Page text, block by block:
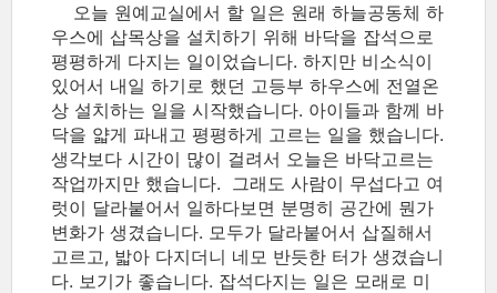
오늘 원예교실에서 할 일은 원래 하늘공동체 하
우스에 삽목상을 설치하기 위해 바닥을 잡석으로
평평하게 다지는 일이었습니다. 하지만 비소식이
있어서 내일 하기로 했던 고등부 하우스에 전열온
상 설치하는 일을 시작했습니다. 아이들과 함께 바
닥을 얇게 파내고 평평하게 고르는 일을 했습니다.
생각보다 시간이 많이 걸려서 오늘은 바닥고르는
작업까지만 했습니다. 그래도 사람이 무섭다고 여
럿이 달라붙어서 일하다보면 분명히 공간에 뭔가
변화가 생겼습니다. 모두가 달라붙어서 삽질해서
고르고, 밟아 다지더니 네모 반듯한 터가 생겼습니
다. 보기가 좋습니다. 잡석다지는 일은 모래로 미